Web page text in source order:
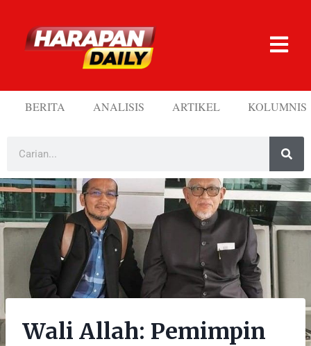
BERITA ANALISIS ARTIKEL KOLUMNIS
Wali Allah: Pemimpin